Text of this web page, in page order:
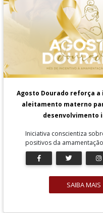
Agosto Dourado reforça
aleitamento materno
desenvolvimento
Iniciativa conscientiza
positivos da
SAIBA MAIS